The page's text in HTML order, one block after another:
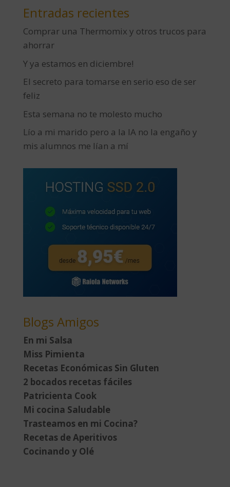
Entradas recientes
Comprar una Thermomix y otros trucos para
ahorrar
Y ya estamos en diciembre!
El secreto para tomarse en serio eso de ser
feliz
Esta semana no te molesto mucho
Lío a mi marido pero a la IA no la engaño y
mis alumnos me lían a mí
Blogs Amigos
En mi Salsa
Miss Pimienta
Recetas Económicas Sin Gluten
2 bocados recetas fáciles
Patricienta Cook
Mi cocina Saludable
Trasteamos en mi Cocina?
Recetas de Aperitivos
Cocinando y Olé